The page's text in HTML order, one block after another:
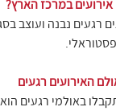
במרכז הארץ?
רגעים נבנה ועוצב
האירועים רגעים
באולמי רגעים